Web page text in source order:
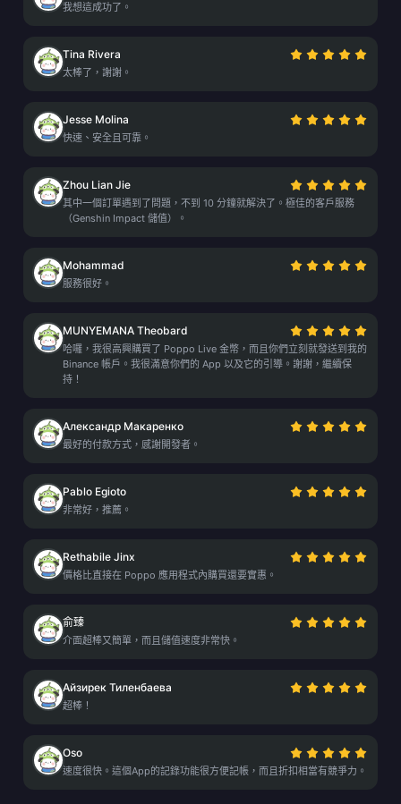
我想這成功了。
Tina Rivera
太棒了，謝謝。
Jesse Molina
快速、安全且可靠。
Zhou Lian Jie
其中一個訂單遇到了問題，不到 10 分鐘就解決了。極佳的客戶服務
（Genshin Impact 儲值）。
Mohammad
服務很好。
MUNYEMANA Theobard
哈囉，我很高興購買了 Poppo Live 金幣，而且你們立刻就發送到我的
Binance 帳戶。我很滿意你們的 App 以及它的引導。謝謝，繼續保
持！
Александр Макаренко
最好的付款方式，感謝開發者。
Pablo Egioto
非常好，推薦。
Rethabile Jinx
價格比直接在 Poppo 應用程式內購買還要實惠。
俞臻
介面超棒又簡單，而且儲值速度非常快。
Айзирек Тиленбаева
超棒！
Oso
速度很快。這個App的記錄功能很方便記帳，而且折扣相當有競爭力。